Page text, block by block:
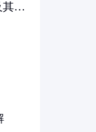
其在